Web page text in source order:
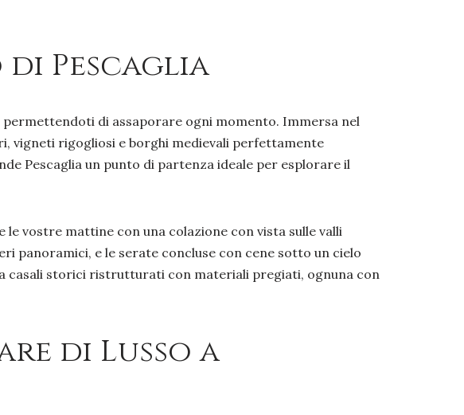
di Pescaglia
di assaporare ogni momento. Immersa nel
vigneti rigogliosi e borghi medievali perfettamente
Pescaglia un punto di partenza ideale per esplorare il
vostre mattine con una colazione con vista sulle valli
panoramici, e le serate concluse con cene sotto un cielo
casali storici ristrutturati con materiali pregiati, ognuna con
di Lusso a